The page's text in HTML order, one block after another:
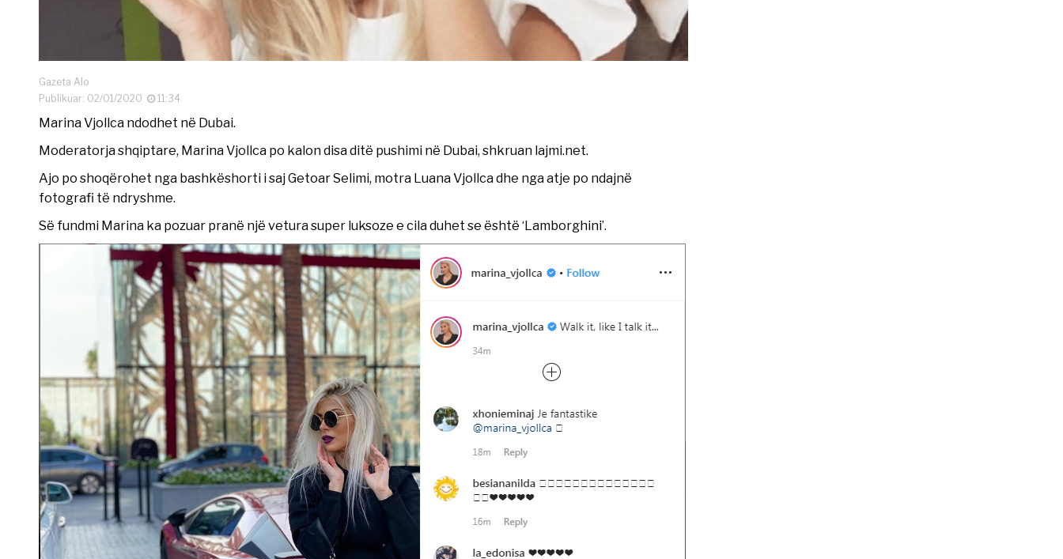
Gazeta Alo
Publikuar: 02/01/2020
11:34
Marina Vjollca ndodhet në Dubai.
Moderatorja shqiptare, Marina Vjollca po kalon disa ditë pushimi në Dubai, shkruan lajmi.net.
Ajo po shoqërohet nga bashkëshorti i saj Getoar Selimi, motra Luana Vjollca dhe nga atje po ndajnë
fotografi të ndryshme.
Së fundmi Marina ka pozuar pranë një vetura super luksoze e cila duhet se është ‘Lamborghini’.